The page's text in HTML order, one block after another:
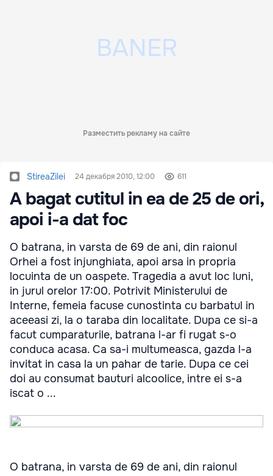
Разместить рекламу на сайте
StireaZilei 24 декабря 2010, 12:00 611
A bagat cutitul in ea de 25 de ori,
apoi i-a dat foc
O batrana, in varsta de 69 de ani, din raionul
Orhei a fost injunghiata, apoi arsa in propria
locuinta de un oaspete. Tragedia a avut loc luni,
in jurul orelor 17:00. Potrivit Ministerului de
Interne, femeia facuse cunostinta cu barbatul in
aceeasi zi, la o taraba din localitate. Dupa ce si-a
facut cumparaturile, batrana l-ar fi rugat s-o
conduca acasa. Ca sa-i multumeasca, gazda l-a
invitat in casa la un pahar de tarie. Dupa ce cei
doi au consumat bauturi alcoolice, intre ei s-a
iscat o ...
O batrana, in varsta de 69 de ani, din raionul